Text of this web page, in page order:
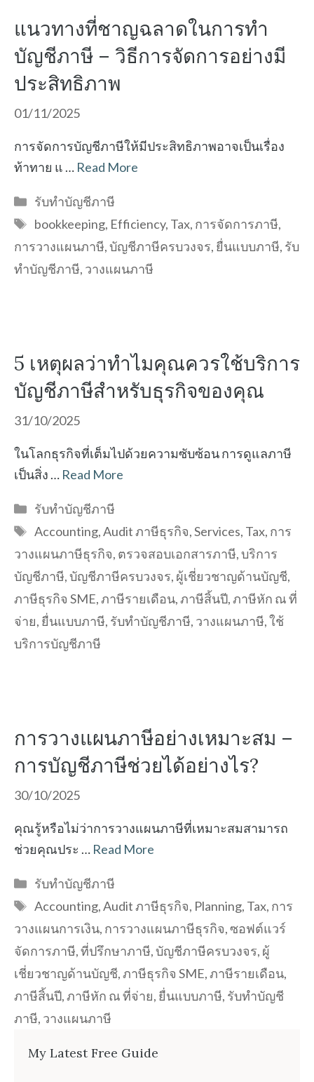
แนวทางที่ชาญฉลาดในการทำ
บัญชีภาษี – วิธีการจัดการอย่างมี
ประสิทธิภาพ
01/11/2025
การจัดการบัญชีภาษีให้มีประสิทธิภาพอาจเป็นเรื่อง
ท้าทาย แ … Read More
Categories
รับทำบัญชีภาษี
Tags
bookkeeping, Efficiency, Tax, การจัดการภาษี,
การวางแผนภาษี,บัญชีภาษีครบวงจร, ยื่นแบบภาษี, รับ
ทำบัญชีภาษี, วางแผนภาษี
5 เหตุผลว่าทำไมคุณควรใช้บริการ
บัญชีภาษีสำหรับธุรกิจของคุณ
31/10/2025
ในโลกธุรกิจที่เต็มไปด้วยความซับซ้อน การดูแลภาษี
เป็นสิ่ง … Read More
Categories
รับทำบัญชีภาษี
Tags
Accounting,Audit ภาษีธุรกิจ,Services, Tax, การ
วางแผนภาษีธุรกิจ, ตรวจสอบเอกสารภาษี,บริการ
บัญชีภาษี,บัญชีภาษีครบวงจร, ผู้เชี่ยวชาญด้านบัญชี,
ภาษีธุรกิจ SME,ภาษีรายเดือน,ภาษีสิ้นปี,ภาษีหัก ณ ที่
จ่าย, ยื่นแบบภาษี, รับทำบัญชีภาษี, วางแผนภาษี,ใช้
บริการบัญชีภาษี
การวางแผนภาษีอย่างเหมาะสม –
การบัญชีภาษีช่วยได้อย่างไร?
30/10/2025
คุณรู้หรือไม่ว่าการวางแผนภาษีที่เหมาะสมสามารถ
ช่วยคุณประ … Read More
Categories
รับทำบัญชีภาษี
Tags
Accounting,Audit ภาษีธุรกิจ, Planning, Tax, การ
วางแผนการเงิน, การวางแผนภาษีธุรกิจ,ซอฟต์แวร์
จัดการภาษี,ที่ปรึกษาภาษี,บัญชีภาษีครบวงจร, ผู้
เชี่ยวชาญด้านบัญชี,ภาษีธุรกิจ SME,ภาษีรายเดือน,
ภาษีสิ้นปี,ภาษีหัก ณ ที่จ่าย, ยื่นแบบภาษี, รับทำบัญชี
ภาษี, วางแผนภาษี
My Latest Free Guide